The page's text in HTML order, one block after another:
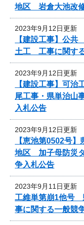
地区 岩倉大池改
2023年9月12日更新
【建設工事】公
土工 工事に関す
2023年9月12日更新
【建設工事】可
尾工事・県単治山
入札公告
2023年9月12日更新
【恵池第0502号
地区 加子母防災
争入札公告
2023年9月11日更新
工維単第崩1他号
事に関する一般競